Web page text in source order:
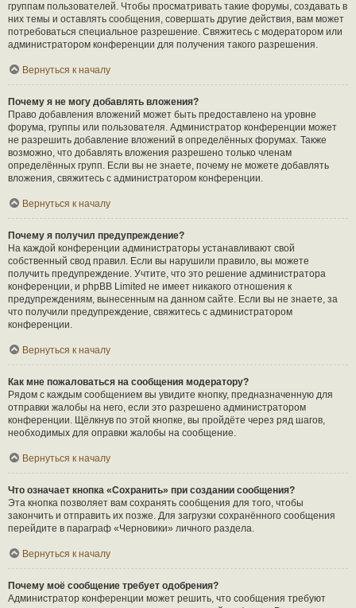
группам пользователей. Чтобы просматривать такие форумы, создавать в
них темы и оставлять сообщения, совершать другие действия, вам может
потребоваться специальное разрешение. Свяжитесь с модератором или
администратором конференции для получения такого разрешения.
Вернуться к началу
Почему я не могу добавлять вложения?
Право добавления вложений может быть предоставлено на уровне
форума, группы или пользователя. Администратор конференции может
не разрешить добавление вложений в определённых форумах. Также
возможно, что добавлять вложения разрешено только членам
определённых групп. Если вы не знаете, почему не можете добавлять
вложения, свяжитесь с администратором конференции.
Вернуться к началу
Почему я получил предупреждение?
На каждой конференции администраторы устанавливают свой
собственный свод правил. Если вы нарушили правило, вы можете
получить предупреждение. Учтите, что это решение администратора
конференции, и phpBB Limited не имеет никакого отношения к
предупреждениям, вынесенным на данном сайте. Если вы не знаете, за
что получили предупреждение, свяжитесь с администратором
конференции.
Вернуться к началу
Как мне пожаловаться на сообщения модератору?
Рядом с каждым сообщением вы увидите кнопку, предназначенную для
отправки жалобы на него, если это разрешено администратором
конференции. Щёлкнув по этой кнопке, вы пройдёте через ряд шагов,
необходимых для оправки жалобы на сообщение.
Вернуться к началу
Что означает кнопка «Сохранить» при создании сообщения?
Эта кнопка позволяет вам сохранять сообщения для того, чтобы
закончить и отправить их позже. Для загрузки сохранённого сообщения
перейдите в параграф «Черновики» личного раздела.
Вернуться к началу
Почему моё сообщение требует одобрения?
Администратор конференции может решить, что сообщения требуют